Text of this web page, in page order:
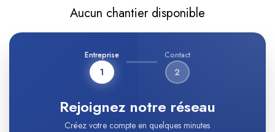
Aucun chantier disponible
Entreprise
1
Contact
2
Rejoignez notre réseau
Créez votre compte en quelques minutes